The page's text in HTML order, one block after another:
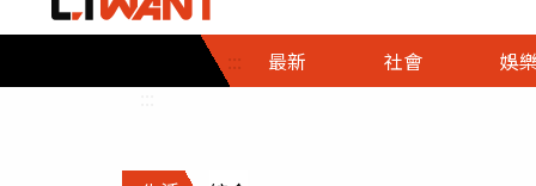
::: 最新 社會
社會首頁
時事
調查
娛樂
娛樂首頁
即時
財經首頁
熱線
政